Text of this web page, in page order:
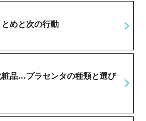
めと次の行動
品…プラセンタの種類と選び